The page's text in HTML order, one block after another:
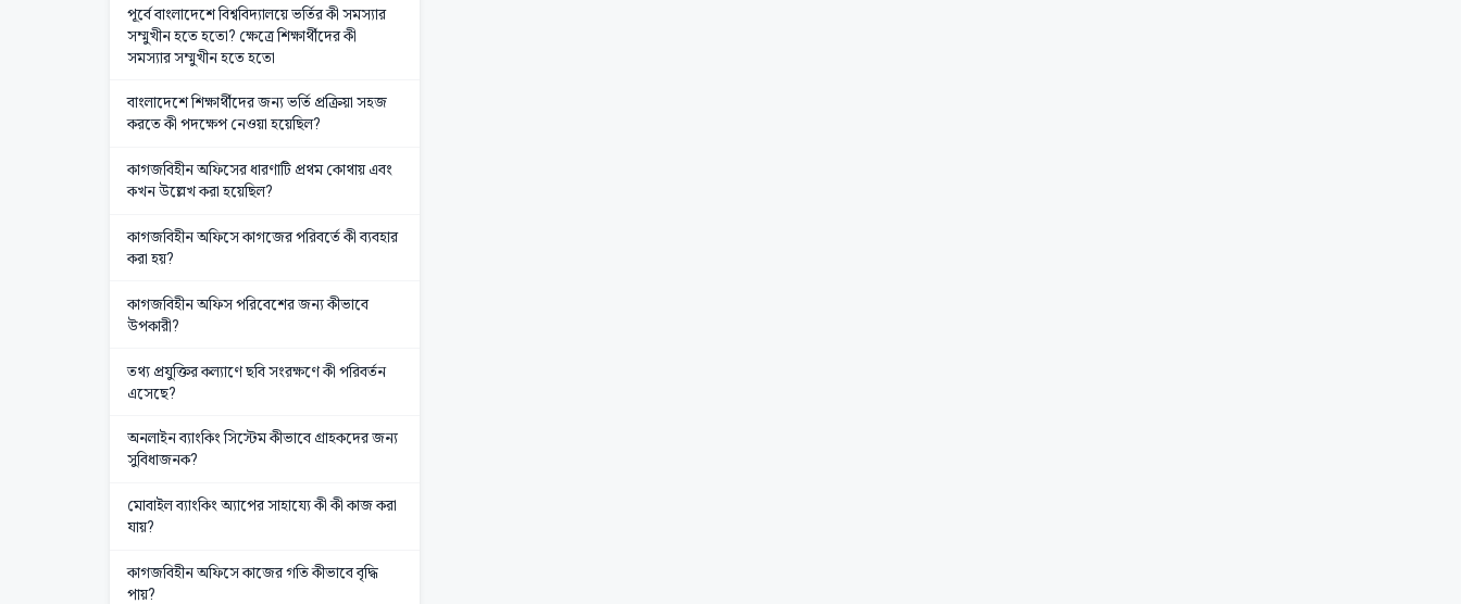
পূর্বে বাংলাদেশে বিশ্ববিদ্যালয়ে ভর্তির কী সমস্যার
সম্মুখীন হতে হতো? ক্ষেত্রে শিক্ষার্থীদের কী
সমস্যার সম্মুখীন হতে হতো
বাংলাদেশে শিক্ষার্থীদের জন্য ভর্তি প্রক্রিয়া সহজ
করতে কী পদক্ষেপ নেওয়া হয়েছিল?
কাগজবিহীন অফিসের ধারণাটি প্রথম কোথায় এবং
কখন উল্লেখ করা হয়েছিল?
কাগজবিহীন অফিসে কাগজের পরিবর্তে কী ব্যবহার
করা হয়?
কাগজবিহীন অফিস পরিবেশের জন্য কীভাবে
উপকারী?
তথ্য প্রযুক্তির কল্যাণে ছবি সংরক্ষণে কী পরিবর্তন
এসেছে?
অনলাইন ব্যাংকিং সিস্টেম কীভাবে গ্রাহকদের জন্য
সুবিধাজনক?
মোবাইল ব্যাংকিং অ্যাপের সাহায্যে কী কী কাজ করা
যায়?
কাগজবিহীন অফিসে কাজের গতি কীভাবে বৃদ্ধি
পায়?